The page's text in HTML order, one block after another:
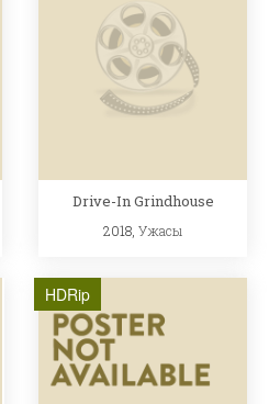
Drive-In Grindhouse
2018,Ужасы
HDRip